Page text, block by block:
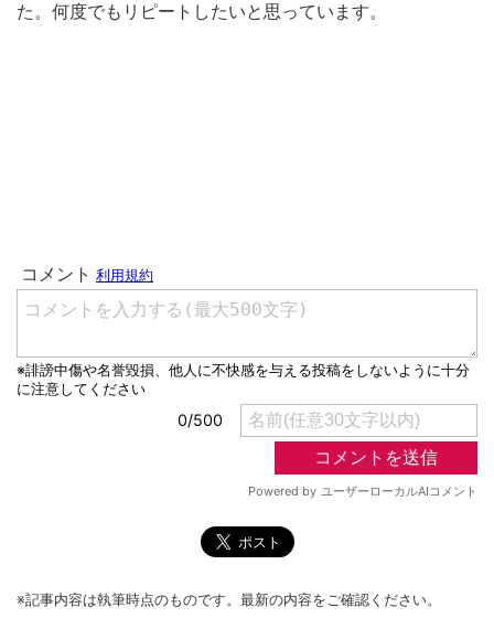
た。何度でもリピートしたいと思っています。
※記事内容は執筆時点のものです。最新の内容をご確認ください。